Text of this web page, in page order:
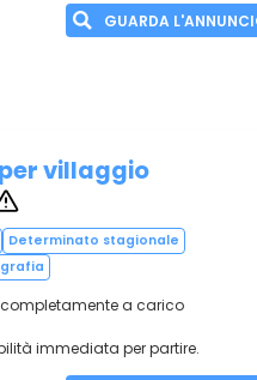
GUARDA
villaggio
Determinato stagionale
a carico
immediata per partire.